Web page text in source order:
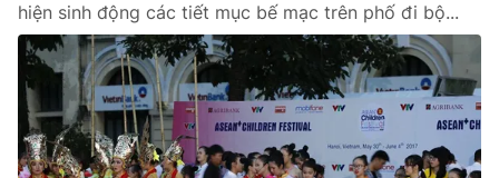
Theo dõi báo trên
Cơ quan chủ quản:Đài Truyền hình Việt Nam
Cơ quan báo chí:Thời báo VTV
hiện sinh động các tiết mục bế mạc trên phố đi bộ...